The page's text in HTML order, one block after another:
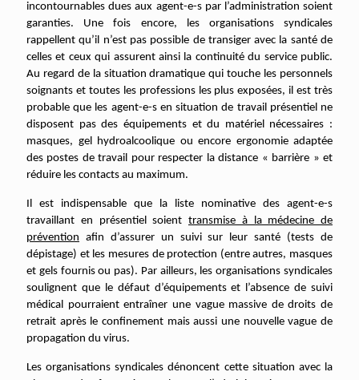
incontournables dues aux agent-e-s par l’administration soient
garanties. Une fois encore, les organisations syndicales
rappellent qu’il n’est pas possible de transiger avec la santé de
celles et ceux qui assurent ainsi la continuité du service public.
Au regard de la situation dramatique qui touche les personnels
soignants et toutes les professions les plus exposées, il est très
probable que les agent-e-s en situation de travail présentiel ne
disposent pas des équipements et du matériel nécessaires :
masques, gel hydroalcoolique ou encore ergonomie adaptée
des postes de travail pour respecter la distance « barrière » et
réduire les contacts au maximum.
Il est indispensable que la liste nominative des agent-e-s
travaillant en présentiel soient transmise à la médecine de
prévention afin d’assurer un suivi sur leur santé (tests de
dépistage) et les mesures de protection (entre autres, masques
et gels fournis ou pas). Par ailleurs, les organisations syndicales
soulignent que le défaut d’équipements et l’absence de suivi
médical pourraient entraîner une vague massive de droits de
retrait après le confinement mais aussi une nouvelle vague de
propagation du virus.
Les organisations syndicales dénoncent cette situation avec la